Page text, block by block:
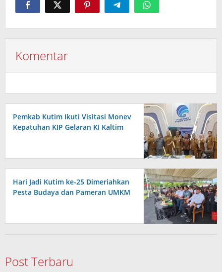
Komentar
Pemkab Kutim Ikuti Visitasi Monev
Kepatuhan KIP Gelaran KI Kaltim
Hari Jadi Kutim ke-25 Dimeriahkan
Pesta Budaya dan Pameran UMKM
Post Terbaru